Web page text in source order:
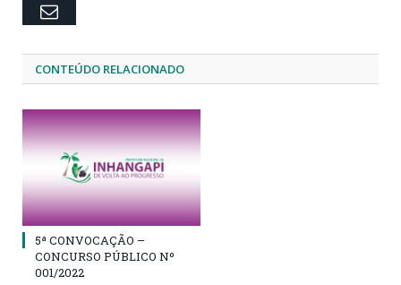
Email
CONTEÚDO RELACIONADO
5ª CONVOCAÇÃO –
CONCURSO PÚBLICO Nº
001/2022